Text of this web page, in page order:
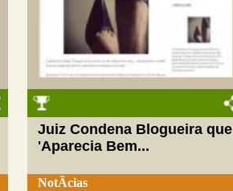
Juiz Condena Blogueira que
'Aparecia Bem...
NotÃ­cias